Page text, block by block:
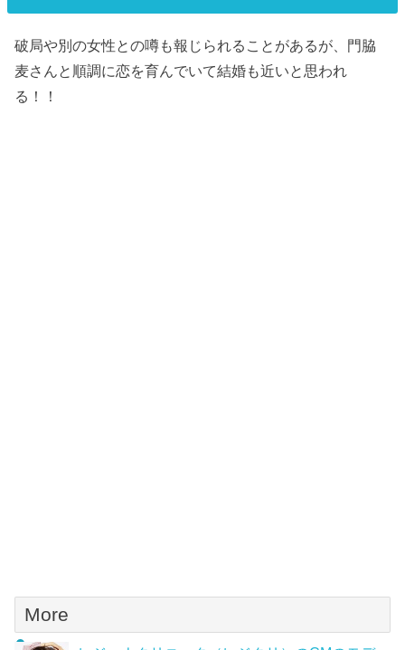
破局や別の女性との噂も報じられることがあるが、門脇
麦さんと順調に恋を育んでいて結婚も近いと思われ
る！！
More